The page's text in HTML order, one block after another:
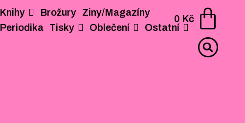
Knihy Brožury Ziny/Magazíny
Periodika Tisky Oblečení Ostatní
0 Kč
ZINY/MAGAZÍNY PERIODIKA TISKY OBLEČENÍ OSTATNÍ